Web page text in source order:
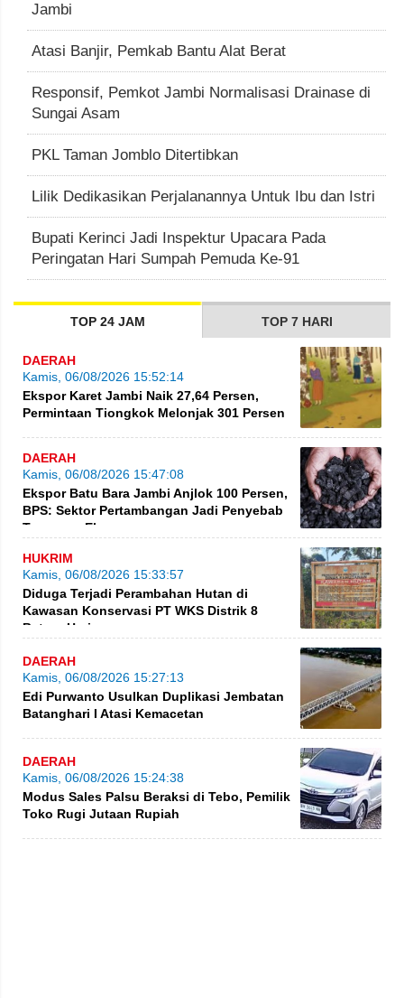
Jambi
Atasi Banjir, Pemkab Bantu Alat Berat
Responsif, Pemkot Jambi Normalisasi Drainase di
Sungai Asam
PKL Taman Jomblo Ditertibkan
Lilik Dedikasikan Perjalanannya Untuk Ibu dan Istri
Bupati Kerinci Jadi Inspektur Upacara Pada
Peringatan Hari Sumpah Pemuda Ke-91
TOP 24 JAM TOP 7 HARI
DAERAH
Kamis, 06/08/2026 15:52:14
Ekspor Karet Jambi Naik 27,64 Persen,
Permintaan Tiongkok Melonjak 301 Persen
DAERAH
Kamis, 06/08/2026 15:47:08
Ekspor Batu Bara Jambi Anjlok 100 Persen,
BPS: Sektor Pertambangan Jadi Penyebab
Turunnya Ekspor
HUKRIM
Kamis, 06/08/2026 15:33:57
Diduga Terjadi Perambahan Hutan di
Kawasan Konservasi PT WKS Distrik 8
BatangHari
DAERAH
Kamis, 06/08/2026 15:27:13
Edi Purwanto Usulkan Duplikasi Jembatan
Batanghari I Atasi Kemacetan
DAERAH
Kamis, 06/08/2026 15:24:38
Modus Sales Palsu Beraksi di Tebo, Pemilik
Toko Rugi Jutaan Rupiah